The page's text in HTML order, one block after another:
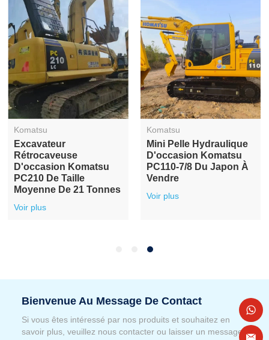
Komatsu
Excavateur
Rétrocaveuse
D'occasion Komatsu
PC210 De Taille
Moyenne De 21 Tonnes
Voir plus
Komatsu
Mini Pelle Hydraulique
D'occasion Komatsu
PC110-7/8 Du Japon À
Vendre
Voir plus
Bienvenue Au Message De Contact
Si vous êtes intéressé par nos produits et souhaitez en
savoir plus, veuillez nous contacter ou laisser un message